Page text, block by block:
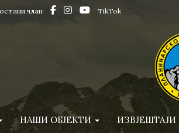
члан TikTok
НАШИ ОБЈЕКТИ ИЗВЈЕШТАЈИ